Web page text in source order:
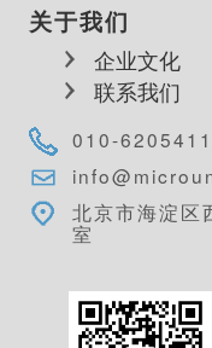
关于我们
企业文化
联系我们
010-
北京市海淀区
室